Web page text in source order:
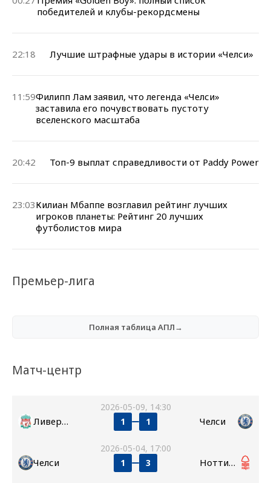
победителей и клубы-рекордсмены
22:18 Лучшие штрафные удары в истории «Челси»
11:59Филипп Лам заявил, что легенда «Челси»
заставила его почувствовать пустоту
вселенского масштаба
20:42 Топ-9 выплат справедливости от Paddy Power
23:03Килиан Мбаппе возглавил рейтинг лучших
игроков планеты: Рейтинг 20 лучших
футболистов мира
Премьер-лига
Полная таблица АПЛ→
Матч-центр
2026-05-09, 14:30
Ливерпуль 1 1 Челси
2026-05-04, 17:00
Челси 1 3 Ноттингем Форест